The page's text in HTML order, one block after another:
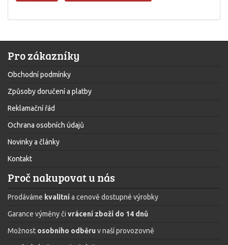
Pro zákazníky
Obchodní podmínky
Způsoby doručení a platby
Reklamační řád
Ochrana osobních údajů
Novinky a články
Kontakt
Proč nakupovat u nás
Prodáváme kvalitnía cenově dostupné výrobky
Garance výměny či vrácení zboží do 14 dnů
Možnost osobního odběru v naší provozovně